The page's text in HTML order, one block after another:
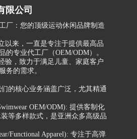
限公司
厂：您的顶级运动休闲品牌制造
以来，一直是专注于提供最高品
的专业代工厂（OEM/ODM）。
验，致力于满足儿童、家庭客户
务的需求。
的核心业务涵盖广泛，尤其精通
OEM/ODM): 提供客制化
等多样款式，是亚洲众多高级品
Functional Apparel): 专注于高弹